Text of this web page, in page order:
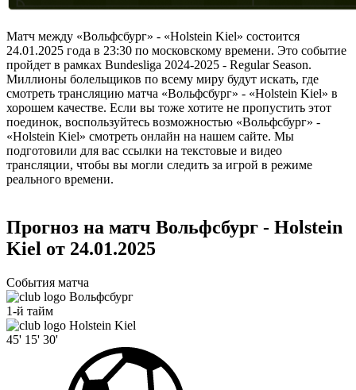
Матч между «Вольфсбург» - «Holstein Kiel» состоится
24.01.2025 года в 23:30 по московскому времени. Это событие
пройдет в рамках Bundesliga 2024-2025 - Regular Season.
Миллионы болельщиков по всему миру будут искать, где
смотреть трансляцию матча «Вольфсбург» - «Holstein Kiel» в
хорошем качестве. Если вы тоже хотите не пропустить этот
поединок, воспользуйтесь возможностью «Вольфсбург» -
«Holstein Kiel» смотреть онлайн на нашем сайте. Мы
подготовили для вас ссылки на текстовые и видео
трансляции, чтобы вы могли следить за игрой в режиме
реального времени.
Прогноз на матч Вольфсбург - Holstein
Kiel от 24.01.2025
События матча
Вольфсбург
1-й тайм
Holstein Kiel
45' 15' 30'